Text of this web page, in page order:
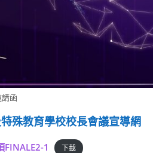
函
殊教育學校校長會議宣導網
FINALE2-1 下載